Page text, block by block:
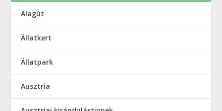
Alagút
Állatkert
Állatpark
Ausztria